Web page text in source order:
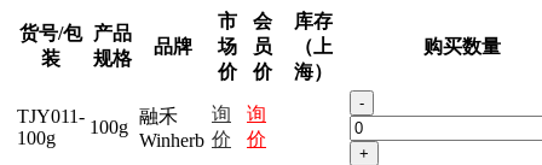
货号/包
装
产品
规格
品牌
市
场
价
会
员
价
库存
（上
海）
购买数量
TJY011-
100g
100g
融禾
Winherb
询
价
询
价
-
+